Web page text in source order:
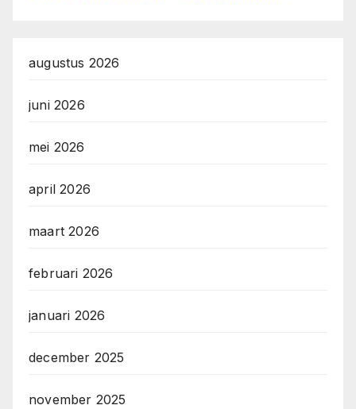
augustus 2026
juni 2026
mei 2026
april 2026
maart 2026
februari 2026
januari 2026
december 2025
november 2025